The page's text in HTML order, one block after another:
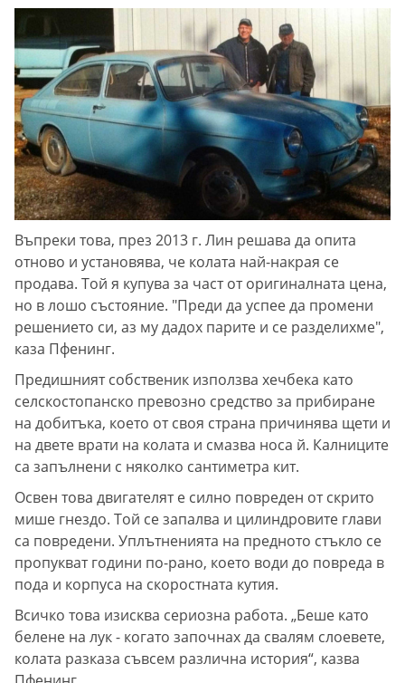
Въпреки това, през 2013 г. Лин решава да опита
отново и установява, че колата най-накрая се
продава. Той я купува за част от оригиналната цена,
но в лошо състояние. "Преди да успее да промени
решението си, аз му дадох парите и се разделихме",
каза Пфенинг.
Предишният собственик използва хечбека като
селскостопанско превозно средство за прибиране
на добитъка, което от своя страна причинява щети и
на двете врати на колата и смазва носа й. Калниците
са запълнени с няколко сантиметра кит.
Освен това двигателят е силно повреден от скрито
мише гнездо. Той се запалва и цилиндровите глави
са повредени. Уплътненията на предното стъкло се
пропукват години по-рано, което води до повреда в
пода и корпуса на скоростната кутия.
Всичко това изисква сериозна работа. „Беше като
белене на лук - когато започнах да свалям слоевете,
колата разказа съвсем различна история“, казва